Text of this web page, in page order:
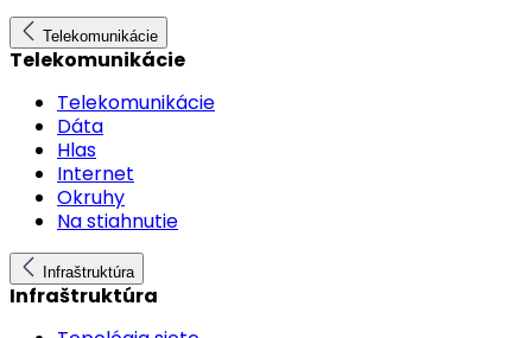
Telekomunikácie
Telekomunikácie
Telekomunikácie
Dáta
Hlas
Internet
Okruhy
Na stiahnutie
Infraštruktúra
Infraštruktúra